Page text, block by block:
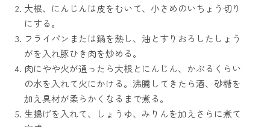
大根、にんじんは皮をむいて、小さめのいちょう切り
にする。
フライパンまたは鍋を熱し、油とすりおろしたしょう
がを入れ豚ひき肉を炒める。
肉にやや火が通ったら大根とにんじん、かぶるくらい
の水を入れて火にかける。沸騰してきたら酒、砂糖を
加え具材が柔らかくなるまで煮る。
生揚げを入れて、しょうゆ、みりんを加えさらに煮て